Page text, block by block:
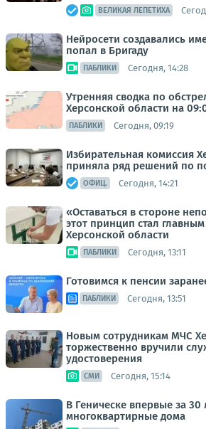
ВЕЛИКАЯ ЛЕПЕТИХА
Нейросети создавались
попал в Бригаду
ПАБЛИКИ Сегодня, 14:28
Утренняя сводка по
Херсонской области на
ПАБЛИКИ Сегодня, 09:19
Избирательная комиссия
приняла ряд решений по
ОФИЦ. Сегодня, 14:21
«Оставаться в стороне
этот принцип стал
Херсонской области
ПАБЛИКИ Сегодня, 13:11
Готовимся к пенсии
ПАБЛИКИ Сегодня, 13:51
Новым сотрудникам МЧС
торжественно вручили
удостоверения
СМИ Сегодня, 15:14
В Геническе впервые за 30
многоквартирные дома